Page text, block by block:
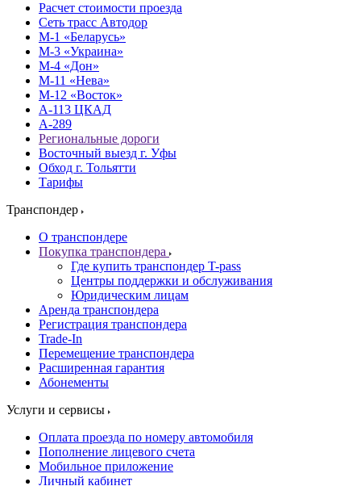
Расчет стоимости проезда
Сеть трасс Автодор
М-1 «Беларусь»
М-3 «Украина»
М-4 «Дон»
М-11 «Нева»
М-12 «Восток»
А-113 ЦКАД
А-289
Региональные дороги
Восточный выезд г. Уфы
Обход г. Тольятти
Тарифы
Транспондер
О транспондере
Покупка транспондера
Где купить транспондер T-pass
Центры поддержки и обслуживания
Юридическим лицам
Аренда транспондера
Регистрация транспондера
Trade-In
Перемещение транспондера
Расширенная гарантия
Абонементы
Услуги и сервисы
Оплата проезда по номеру автомобиля
Пополнение лицевого счета
Мобильное приложение
Личный кабинет